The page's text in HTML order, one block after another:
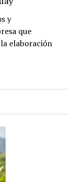
y
que
elaboración